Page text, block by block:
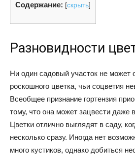
Содержание: [скрыть]
Разновидности
Ни один садовый участок не может
роскошного цветка, чьи соцветия
Всеобщее признание гортензия
тому, что она может зацвести даже
Цветки отлично выглядят в саду,
несколько сразу. Иногда нет
много кустиков, однако добиться